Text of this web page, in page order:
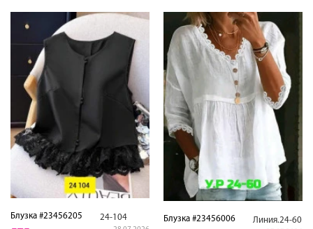
Блузка #23456205 24-104 Блузка #23456006 Линия.24-60